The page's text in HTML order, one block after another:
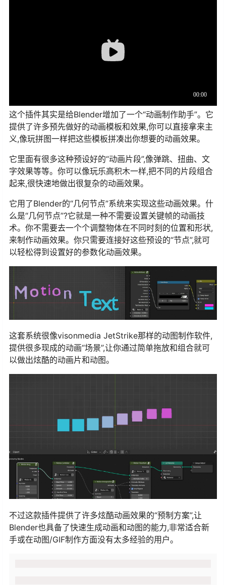
这个插件其实是给Blender增加了一个“动画制作助手”。它
提供了许多预先做好的动画模板和效果,你可以直接拿来主
义,像玩拼图一样把这些模板拼凑出你想要的动画效果。
它里面有很多这种预设好的“动画片段”,像弹跳、扭曲、文
字效果等等。你可以像玩乐高积木一样,把不同的片段组合
起来,很快速地做出很复杂的动画效果。
它用了Blender的“几何节点”系统来实现这些动画效果。什
么是“几何节点”?它就是一种不需要设置关键帧的动画技
术。你不需要去一个个调整物体在不同时刻的位置和形状,
来制作动画效果。你只需要连接好这些预设的“节点”,就可
以轻松得到设置好的参数化动画效果。
这套系统很像visonmedia JetStrike那样的动图制作软件,
提供很多现成的动画“场景”,让你通过简单拖放和组合就可
以做出炫酷的动画片和动图。
不过这款插件提供了许多炫酷动画效果的“预制方案”,让
Blender也具备了快速生成动画和动图的能力,非常适合新
手或在动图/GIF制作方面没有太多经验的用户。